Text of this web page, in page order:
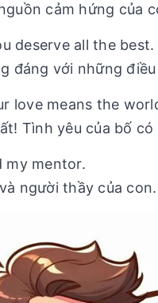
cảm hứng của
deserve all the
đáng với những
love means the
Tình yêu của bố
my mentor.
người thầy của con.